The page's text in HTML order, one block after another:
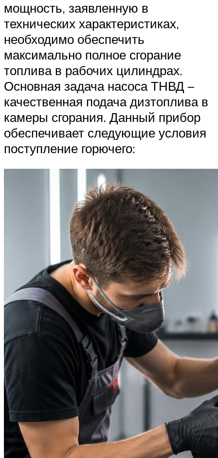
мощность, заявленную в
технических характеристиках,
необходимо обеспечить
максимально полное сгорание
топлива в рабочих цилиндрах.
Основная задача насоса ТНВД –
качественная подача дизтоплива в
камеры сгорания. Данный прибор
обеспечивает следующие условия
поступление горючего: